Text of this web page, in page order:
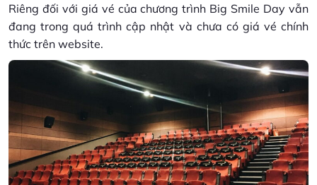
Riêng đối với giá vé của chương trình Big Smile Day vẫn
đang trong quá trình cập nhật và chưa có giá vé chính
thức trên website.